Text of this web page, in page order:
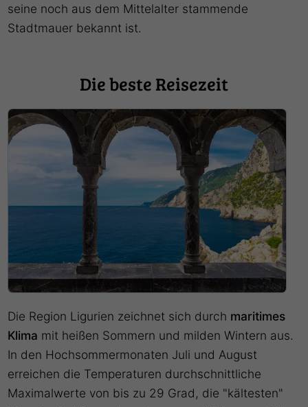
seine noch aus dem Mittelalter stammende
Stadtmauer bekannt ist.
Die beste Reisezeit
Die Region Ligurien zeichnet sich durch maritimes
Klima mit heißen Sommern und milden Wintern aus.
In den Hochsommermonaten Juli und August
erreichen die Temperaturen durchschnittliche
Maximalwerte von bis zu 29 Grad, die "kältesten"